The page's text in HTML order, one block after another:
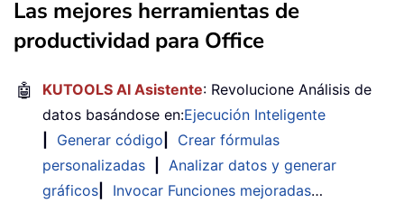
Las mejores herramientas de
productividad para Office
🤖 KUTOOLS AI Asistente: Revolucione Análisis de
datos basándose en:Ejecución Inteligente
Generar código
Crear fórmulas
personalizadas
Analizar datos y generar
gráficos
Invocar Funciones mejoradas…